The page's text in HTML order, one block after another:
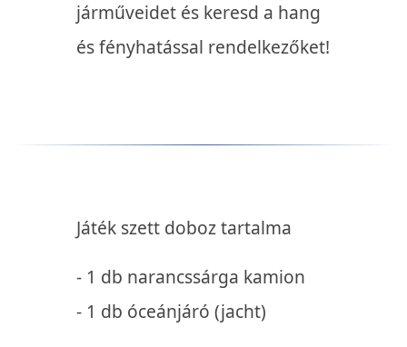
járműveidet és keresd a hang
és fényhatással rendelkezőket!
Játék szett doboz tartalma
- 1 db narancssárga kamion
- 1 db óceánjáró (jacht)